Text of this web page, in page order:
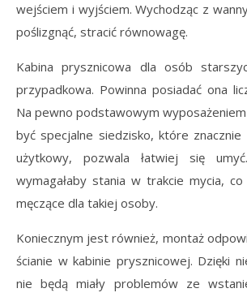
wejściem i wyjściem. Wychodząc z
poślizgnąć, stracić równowagę.
Kabina prysznicowa dla osób
przypadkowa. Powinna posiadać ona
Na pewno podstawowym
być specjalne siedzisko, które
użytkowy, pozwala łatwiej się
wymagałaby stania w trakcie mycia, co
męczące dla takiej osoby.
Koniecznym jest również, montaż
ścianie w kabinie prysznicowej. Dzięki
nie będą miały problemów ze